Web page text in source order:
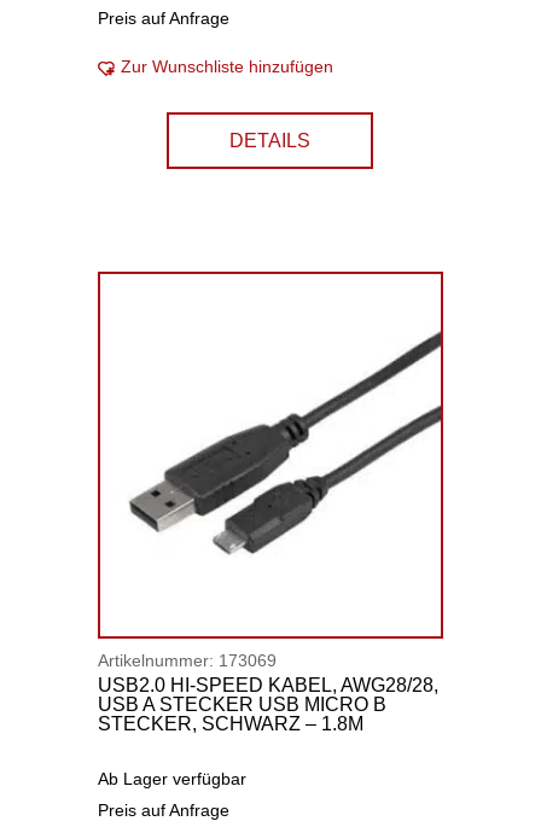
Preis auf Anfrage
Zur Wunschliste hinzufügen
DETAILS
Artikelnummer: 173069
USB2.0 HI-SPEED KABEL, AWG28/28,
USB A STECKER USB MICRO B
STECKER, SCHWARZ – 1.8M
Ab Lager verfügbar
Preis auf Anfrage